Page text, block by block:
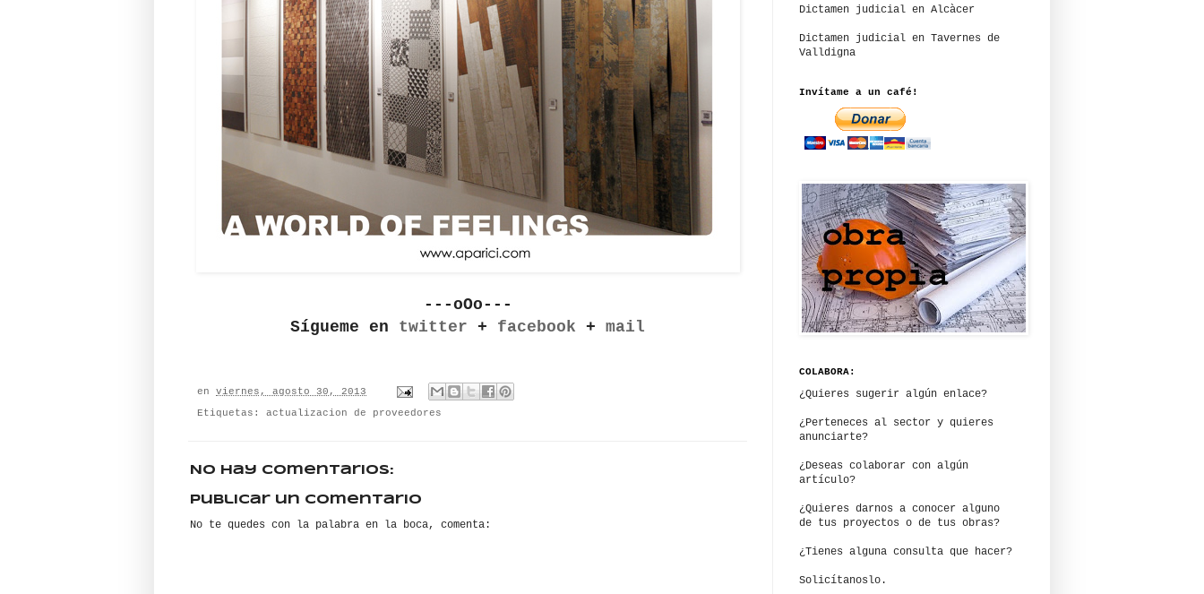
---oOo---
Sígueme en twitter + facebook + mail
en viernes, agosto 30, 2013
Etiquetas: actualizacion de proveedores
No hay comentarios:
Publicar un comentario
No te quedes con la palabra en la boca, comenta:
Dictamen judicial en Alcàcer
Dictamen judicial en Tavernes de
Valldigna
Invítame a un café!
COLABORA:
¿Quieres sugerir algún enlace?
¿Perteneces al sector y quieres
anunciarte?
¿Deseas colaborar con algún
artículo?
¿Quieres darnos a conocer alguno
de tus proyectos o de tus obras?
¿Tienes alguna consulta que hacer?
Solicítanoslo.